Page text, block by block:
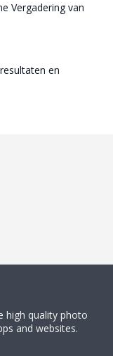
Vergadering van
en
high quality photo
and websites.